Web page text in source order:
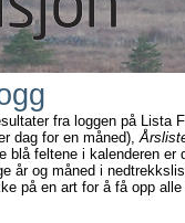
fra loggen på Lista
dag for en måned),
blå feltene i kalenderen er
år og måned i
på en art for å få opp